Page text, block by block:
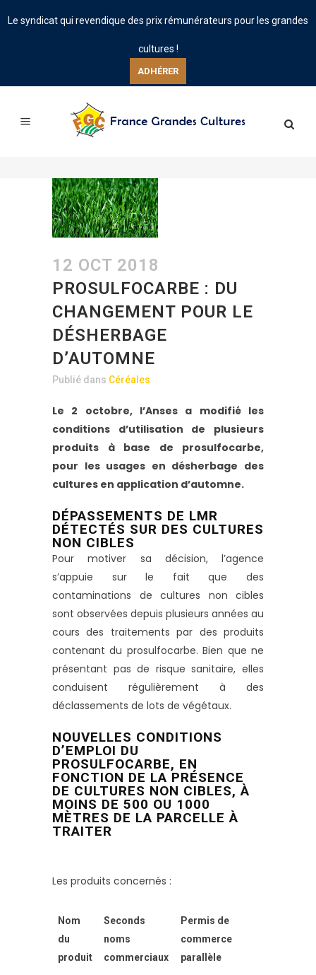
Le syndicat qui revendique des prix rémunérateurs pour les grandes
cultures !
ADHÉRER
12 OCT 2018
PROSULFOCARBE : DU
CHANGEMENT POUR LE
DÉSHERBAGE
D’AUTOMNE
Publié dans Céréales
Le 2 octobre, l’Anses a modifié les
conditions d’utilisation de plusieurs
produits à base de prosulfocarbe,
pour les usages en désherbage des
cultures en application d’automne.
DÉPASSEMENTS DE LMR
DÉTECTÉS SUR DES CULTURES
NON CIBLES
Pour motiver sa décision, l’agence
s’appuie sur le fait que des
contaminations de cultures non cibles
sont observées depuis plusieurs années au
cours des traitements par des produits
contenant du prosulfocarbe. Bien que ne
présentant pas de risque sanitaire, elles
conduisent régulièrement à des
déclassements de lots de végétaux.
NOUVELLES CONDITIONS
D’EMPLOI DU
PROSULFOCARBE, EN
FONCTION DE LA PRÉSENCE
DE CULTURES NON CIBLES, À
MOINS DE 500 OU 1000
MÈTRES DE LA PARCELLE À
TRAITER
Les produits concernés :
Nom
du
produit
Seconds
noms
commerciaux
Permis de
commerce
parallèle